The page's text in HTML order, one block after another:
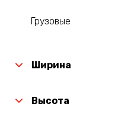
Грузовые
Ширина
Высота